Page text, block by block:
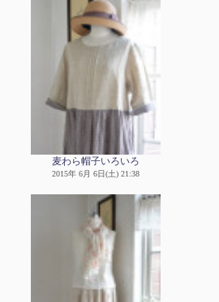
麦わら帽子いろいろ
2015年 6月 6日(土) 21:38